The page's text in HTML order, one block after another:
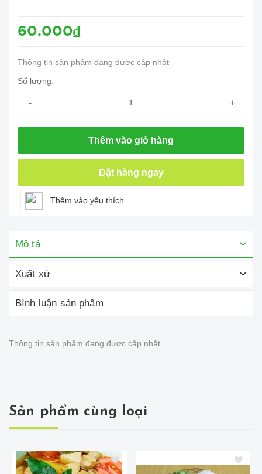
60.000₫
Thông tin sản phẩm đang được cập nhật
Số lượng:
- +
Thêm vào giỏ hàng
Đặt hàng ngay
Thêm vào yêu thích
Mô tả
Xuất xứ
Bình luận sản phẩm
Thông tin sản phẩm đang được cập nhật
Sản phẩm cùng loại